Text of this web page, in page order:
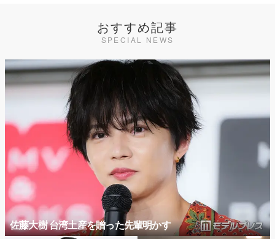
おすすめ記事
SPECIAL NEWS
佐藤大樹 台湾土産を贈った先輩明かす